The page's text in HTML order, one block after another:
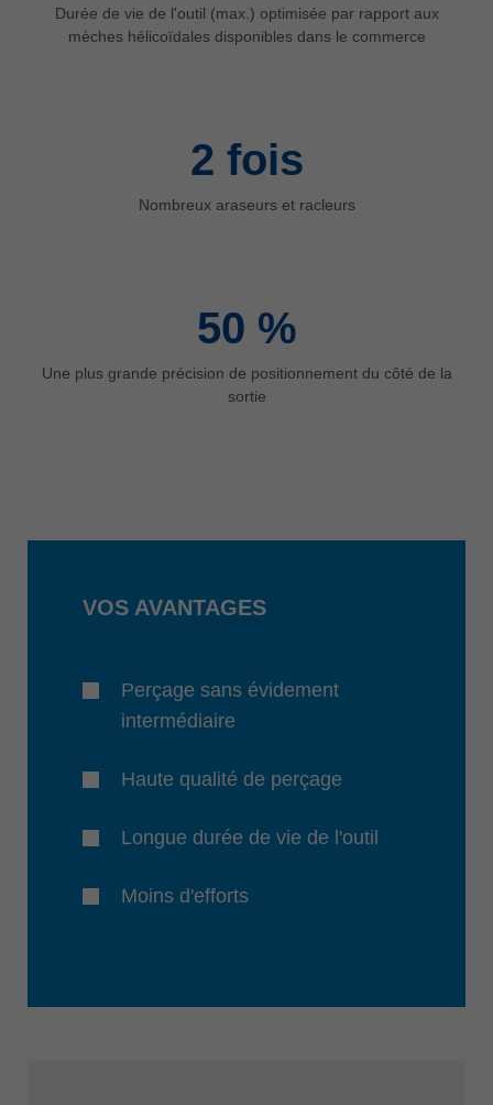
Durée de vie de l'outil (max.) optimisée par rapport aux
mèches hélicoïdales disponibles dans le commerce
2 fois
Nombreux araseurs et racleurs
50 %
Une plus grande précision de positionnement du côté de la
sortie
VOS AVANTAGES
Perçage sans évidement
intermédiaire
Haute qualité de perçage
Longue durée de vie de l'outil
Moins d'efforts